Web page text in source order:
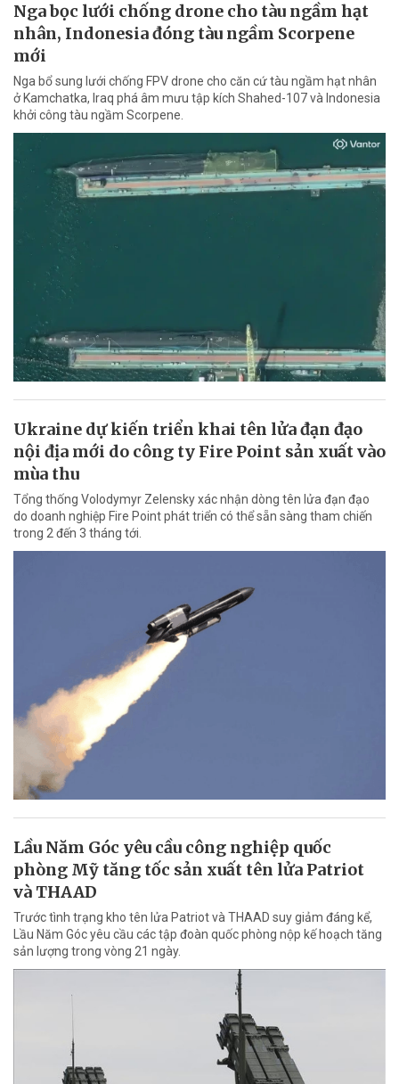
Nga bọc lưới chống drone cho tàu ngầm hạt
nhân, Indonesia đóng tàu ngầm Scorpene
mới
Nga bổ sung lưới chống FPV drone cho căn cứ tàu ngầm hạt nhân
ở Kamchatka, Iraq phá âm mưu tập kích Shahed-107 và Indonesia
khởi công tàu ngầm Scorpene.
Ukraine dự kiến triển khai tên lửa đạn đạo
nội địa mới do công ty Fire Point sản xuất vào
mùa thu
Tổng thống Volodymyr Zelensky xác nhận dòng tên lửa đạn đạo
do doanh nghiệp Fire Point phát triển có thể sẵn sàng tham chiến
trong 2 đến 3 tháng tới.
Lầu Năm Góc yêu cầu công nghiệp quốc
phòng Mỹ tăng tốc sản xuất tên lửa Patriot
và THAAD
Trước tình trạng kho tên lửa Patriot và THAAD suy giảm đáng kể,
Lầu Năm Góc yêu cầu các tập đoàn quốc phòng nộp kế hoạch tăng
sản lượng trong vòng 21 ngày.